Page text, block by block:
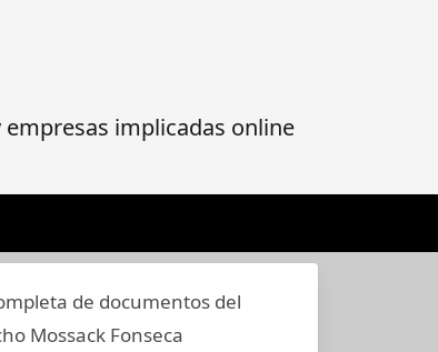
empresas implicadas online
de documentos del
Mossack Fonseca